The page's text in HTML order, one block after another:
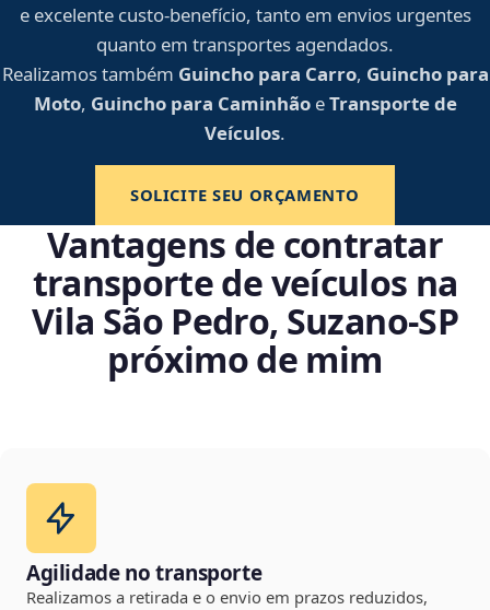
e excelente custo-benefício, tanto em envios urgentes
quanto em transportes agendados.
Realizamos também Guincho para Carro, Guincho para
Moto, Guincho para CaminhãoeTransporte de
Veículos.
SOLICITE SEU ORÇAMENTO
Vantagens de contratar
transporte de veículos na
Vila São Pedro, Suzano‑SP
próximo de mim
Agilidade no transporte
Realizamos a retirada e o envio em prazos reduzidos,